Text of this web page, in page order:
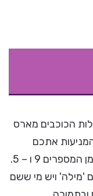
הכוכבים מארס
המניעות אתכם
בכיוונם של אנשים ומקומות המושפעים מן המספרים 9 ו – 5.
'מילה' ויש מי ששם